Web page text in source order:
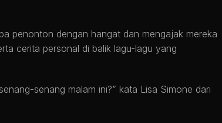
penonton dengan hangat dan mengajak mereka
cerita personal di balik lagu-lagu yang
senang malam ini?” kata Lisa Simone dari